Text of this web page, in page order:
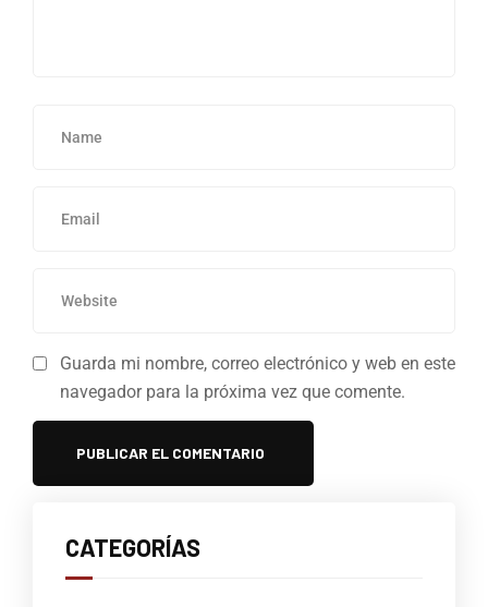
Guarda mi nombre, correo electrónico y web en este
navegador para la próxima vez que comente.
CATEGORÍAS